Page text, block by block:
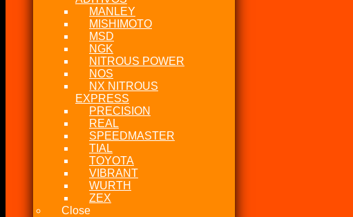
MANLEY
MISHIMOTO
MSD
NGK
NITROUS POWER
NOS
NX NITROUS
EXPRESS
PRECISION
REAL
SPEEDMASTER
TIAL
TOYOTA
VIBRANT
WURTH
ZEX
Close